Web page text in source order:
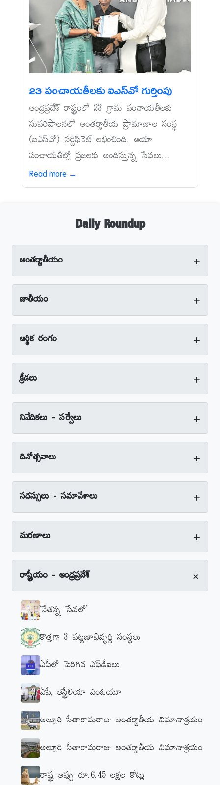
23 పంచాయతీలకు ఐఎస్‌వో గుర్తింపు
ఆంధ్రప్రదేశ్‌ రాష్ట్రంలో 23 గ్రామ పంచాయతీలకు
సుపరిపాలనలో అంతర్జాతీయ ప్రామాణాల సంస్థ
(ఐఎస్‌వో) సర్టిఫికెట్‌ లభించింది. ఆయా
పంచాయతీల్లో ప్రజలకు అందిస్తున్న సేవలు...
Read more →
Daily Roundup
అంతర్జాతీయం +
జాతీయం +
ఆర్థిక రంగం +
క్రీడలు +
నివేదికలు - సర్వేలు +
దినోత్సవాలు +
సదస్సులు - సమావేశాలు +
మరణాలు +
రాష్ట్రీయం - ఆంధ్రప్రదేశ్‌ +
‘నేతన్న సేవలో’
కొత్తగా 3 పట్టణాభివృద్ధి సంస్థలు
ఏపీలో పెరిగిన ఎఫ్‌డీఐలు
ఏపీ, ఆస్ట్రేలియా ఎంఓయూ
అల్లూరి సీతారామరాజు అంతర్జాతీయ విమానాశ్రయం
అల్లూరి సీతారామరాజు అంతర్జాతీయ విమానాశ్రయం
రాష్ట్ర అప్పు రూ.6.45 లక్షల కోట్లు